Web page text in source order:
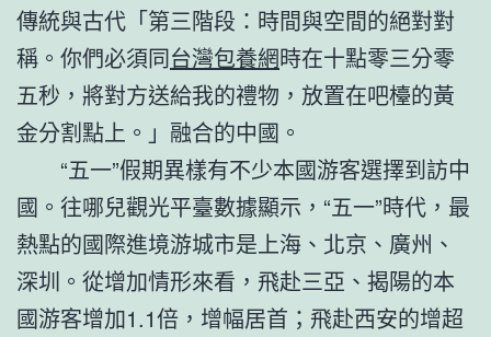
傳統與古代「第三階段：時間與空間的絕對對
稱。你們必須同台灣包養網時在十點零三分零
五秒，將對方送給我的禮物，放置在吧檯的黃
金分割點上。」融合的中國。
“五一”假期異樣有不少本國游客選擇到訪中
國。往哪兒觀光平臺數據顯示，“五一”時代，最
熱點的國際進境游城市是上海、北京、廣州、
深圳。從增加情形來看，飛赴三亞、揭陽的本
國游客增加1.1倍，增幅居首；飛赴西安的增超